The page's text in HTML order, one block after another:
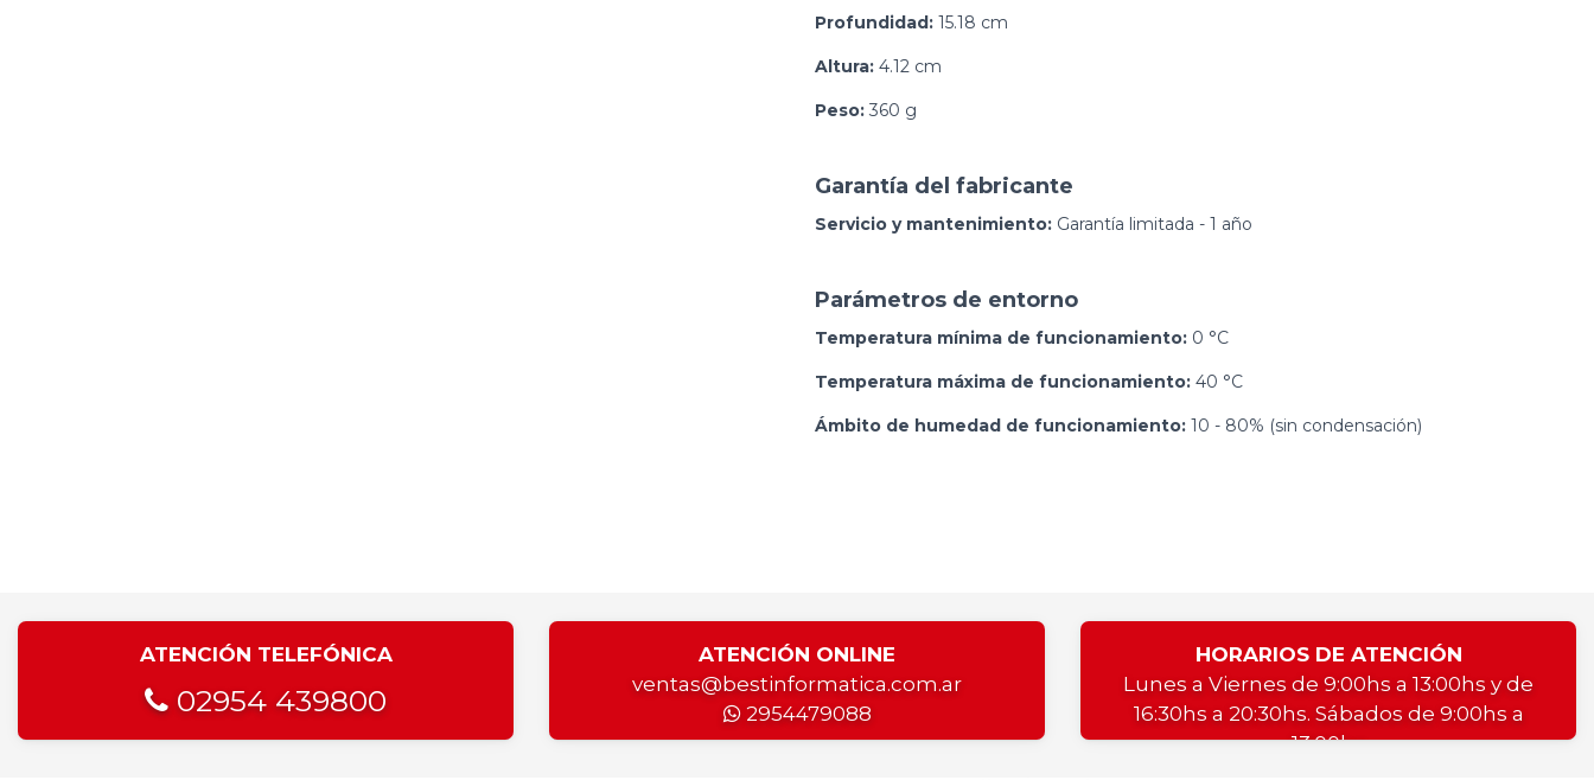
Profundidad: 15.18 cm
Altura: 4.12 cm
Peso: 360 g
Garantía del fabricante
Servicio y mantenimiento: Garantía limitada - 1 año
Parámetros de entorno
Temperatura mínima de funcionamiento: 0 °C
Temperatura máxima de funcionamiento: 40 °C
Ámbito de humedad de funcionamiento: 10 - 80% (sin condensación)
ATENCIÓN TELEFÓNICA
02954 439800
ATENCIÓN ONLINE
ventas@bestinformatica.com.ar
2954479088
HORARIOS DE ATENCIÓN
Lunes a Viernes de 9:00hs a 13:00hs y de
16:30hs a 20:30hs. Sábados de 9:00hs a
13:00hs